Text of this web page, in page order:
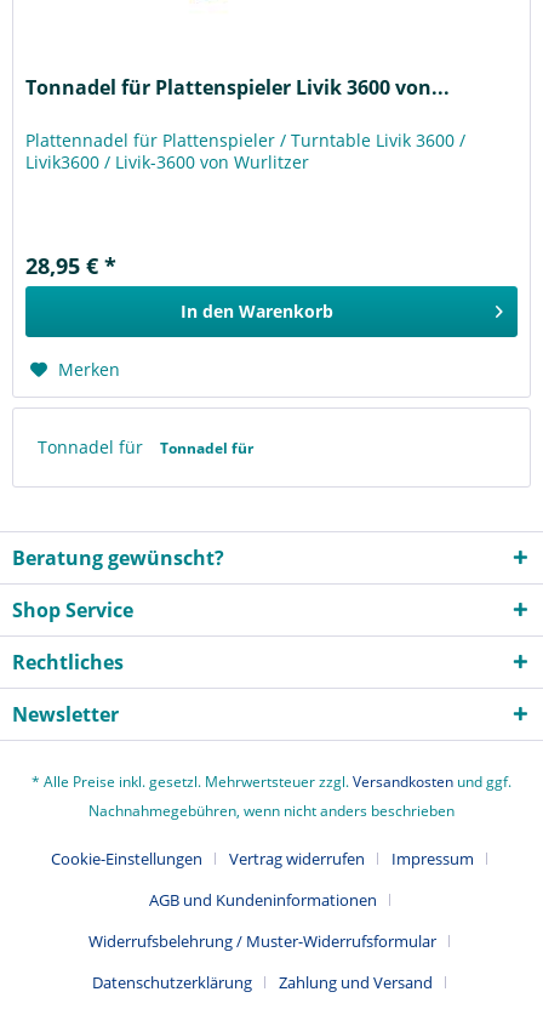
Tonnadel für Plattenspieler Livik 3600 von...
Plattennadel für Plattenspieler / Turntable Livik 3600 /
Livik3600 / Livik-3600 von Wurlitzer
28,95 € *
In den Warenkorb
Merken
Tonnadel für Tonnadel für
Beratung gewünscht?
Shop Service
Rechtliches
Newsletter
* Alle Preise inkl. gesetzl. Mehrwertsteuer zzgl.Versandkosten und ggf.
Nachnahmegebühren, wenn nicht anders beschrieben
Cookie-Einstellungen Vertrag widerrufen
Impressum
AGB und Kundeninformationen
Widerrufsbelehrung / Muster-Widerrufsformular
Datenschutzerklärung
Zahlung und Versand